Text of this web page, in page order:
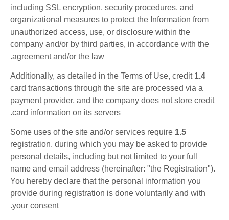
including SSL encryption, security procedures, and
organizational measures to protect the Information from
unauthorized access, use, or disclosure within the
company and/or by third parties, in accordance with the
agreement and/or the law.
1.4
Additionally, as detailed in the Terms of Use, credit
card transactions through the site are processed via a
payment provider, and the company does not store credit
card information on its servers.
1.5
Some uses of the site and/or services require
registration, during which you may be asked to provide
personal details, including but not limited to your full
name and email address (hereinafter: "the Registration").
You hereby declare that the personal information you
provide during registration is done voluntarily and with
your consent.